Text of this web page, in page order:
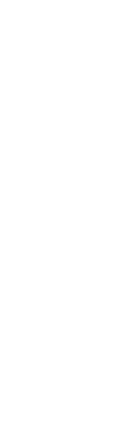
členov klubu